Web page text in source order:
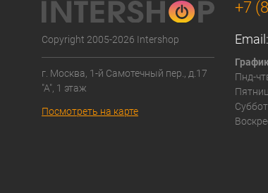
Copyright 2005-2026 Intershop
г. Москва, 1-й Самотечный пер., д.17
"А", 1 этаж
Посмотреть на карте
+7
Email:
Пнд-